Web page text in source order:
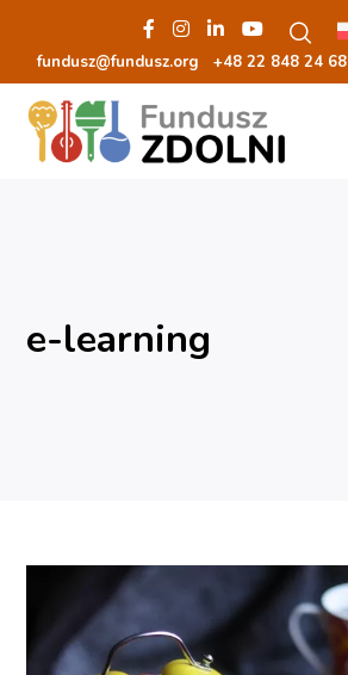
fundusz@fundusz.org +48 22 848 24 68
e-learning